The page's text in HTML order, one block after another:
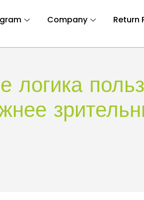
Company Return
логика